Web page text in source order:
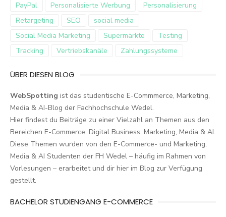
PayPal
Personalisierte Werbung
Personalisierung
Retargeting
SEO
social media
Social Media Marketing
Supermärkte
Testing
Tracking
Vertriebskanäle Zahlungssysteme
ÜBER DIESEN BLOG
WebSpotting ist das studentische E-Commmerce, Marketing,
Media & AI-Blog der Fachhochschule Wedel.
Hier findest du Beiträge zu einer Vielzahl an Themen aus den
Bereichen E-Commerce, Digital Business, Marketing, Media & AI.
Diese Themen wurden von den E-Commerce- und Marketing,
Media & AI Studenten der FH Wedel – häufig im Rahmen von
Vorlesungen – erarbeitet und dir hier im Blog zur Verfügung
gestellt.
BACHELOR STUDIENGANG E-COMMERCE